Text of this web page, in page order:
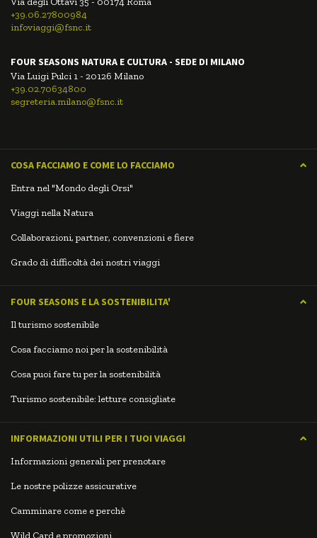
+39.06.27800984
infoviaggi@fsnc.it
FOUR SEASONS NATURA E CULTURA - SEDE DI MILANO
Via Luigi Pulci 1 - 20126 Milano
+39.02.70634800
segreteria.milano@fsnc.it
COSA FACCIAMO E COME LO FACCIAMO
Entra nel "Mondo degli Orsi"
Viaggi nella Natura
Collaborazioni, partner, convenzioni e fiere
Grado di difficoltà dei nostri viaggi
FOUR SEASONS E LA SOSTENIBILITA'
Il turismo sostenibile
Cosa facciamo noi per la sostenibilità
Cosa puoi fare tu per la sostenibilità
Turismo sostenibile: letture consigliate
INFORMAZIONI UTILI PER I TUOI VIAGGI
Informazioni generali per prenotare
Le nostre polizze assicurative
Camminare come e perchè